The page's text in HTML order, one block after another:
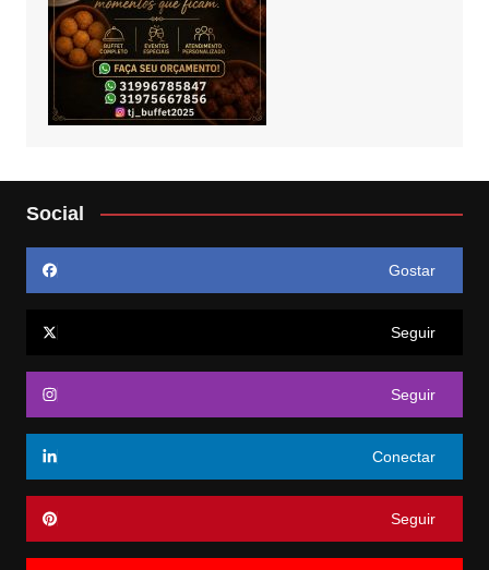
Social
Gostar
Seguir
Seguir
Conectar
Seguir